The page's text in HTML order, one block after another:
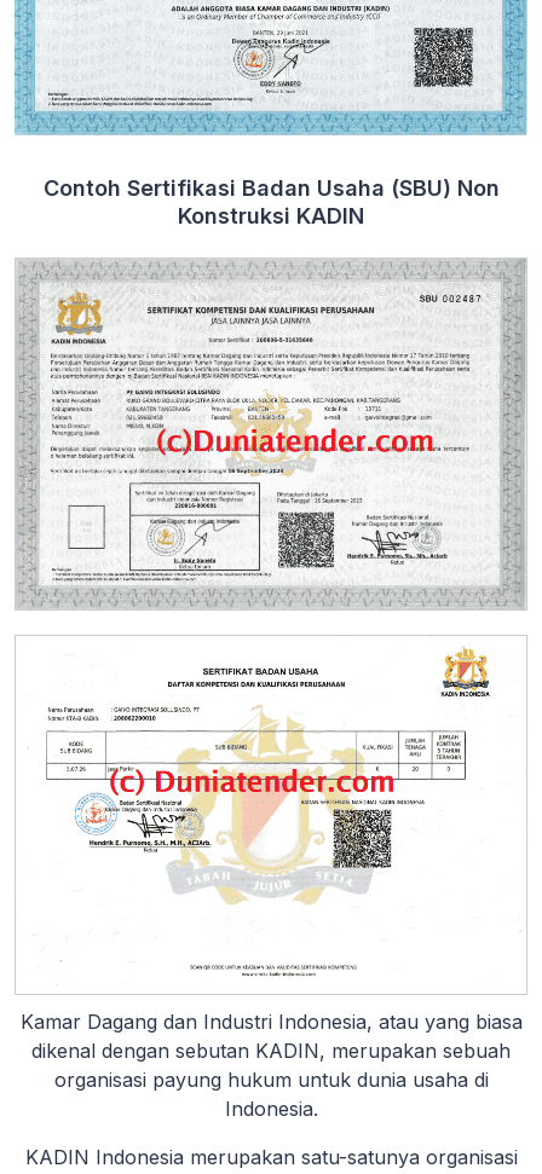
Contoh Sertifikasi Badan Usaha (SBU) Non
Konstruksi KADIN
Kamar Dagang dan Industri Indonesia, atau yang biasa
dikenal dengan sebutan KADIN, merupakan sebuah
organisasi payung hukum untuk dunia usaha di
Indonesia.
KADIN Indonesia merupakan satu-satunya organisasi